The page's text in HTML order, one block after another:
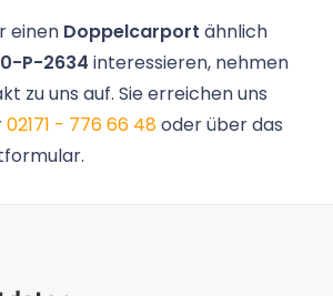
einen Doppelcarport ähnlich
P-2634 interessieren, nehmen
zu uns auf. Sie erreichen uns
02171 - 776 66 48oder über das